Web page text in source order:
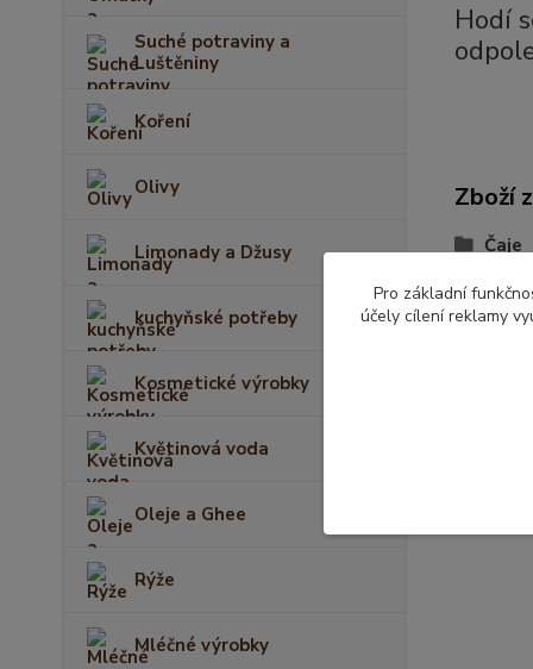
Suché potraviny a
Luštěniny
Koření
Olivy
Limonady a Džusy
kuchyňské potřeby
Kosmetické výrobky
Květinová voda
Oleje a Ghee
Rýže
Mléčné výrobky
Hodí
Zboží
Čaje
Pro základní
účely cílení reklamy